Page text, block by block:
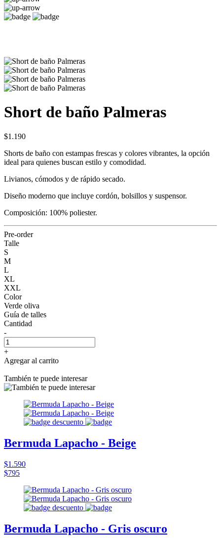
Short de baño Palmeras
$1.190
Shorts de baño con estampas frescas y colores vibrantes, la opción
ideal para quienes buscan estilo y comodidad.
Livianos, cómodos y de rápido secado.
Diseño moderno que incluye cordón, bolsillos y suspensor.
Composición: 100% poliester.
Pre-order
Talle
S
M
L
XL
XXL
Color
Verde oliva
Guía de talles
Cantidad
-
+
Agregar al carrito
También te puede interesar
Bermuda Lapacho - Beige
$1.590
$795
Bermuda Lapacho - Gris oscuro